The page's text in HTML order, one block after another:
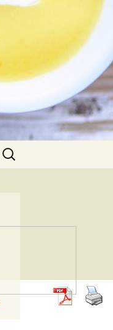
Suche
nach: